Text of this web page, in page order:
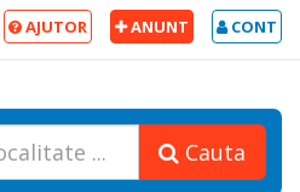
CONT
ANUNT
AJUTOR
Cauta